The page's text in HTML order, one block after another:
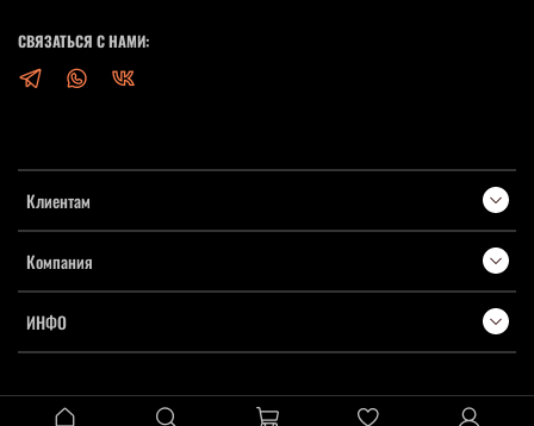
Клиентам
Компания
ИНФО
СВЯЗАТЬСЯ С НАМИ: